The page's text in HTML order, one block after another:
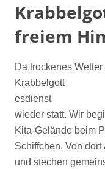
freiem
Da trockenes
Krabbelgott
esdienst
wieder statt. Wir
Kita-Gelände beim
Schiffchen. Von
und stechen